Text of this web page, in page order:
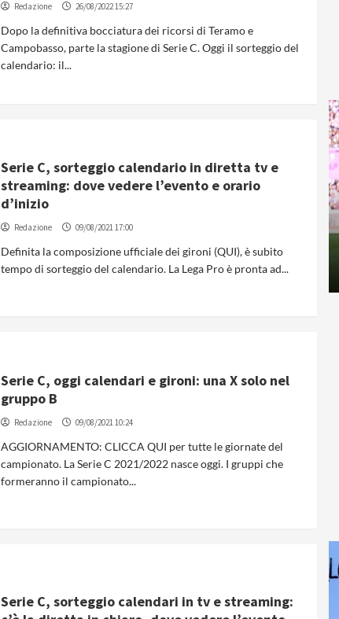
Redazione 26/08/2022 15:27
Dopo la definitiva bocciatura dei ricorsi di Teramo e
Campobasso, parte la stagione di Serie C. Oggi il sorteggio del
calendario: il...
Serie C, sorteggio calendario in diretta tv e
streaming: dove vedere l’evento e orario
d’inizio
Redazione 09/08/2021 17:00
Definita la composizione ufficiale dei gironi (QUI), è subito
tempo di sorteggio del calendario. La Lega Pro è pronta ad...
Serie C, oggi calendari e gironi: una X solo nel
gruppo B
Redazione 09/08/2021 10:24
AGGIORNAMENTO: CLICCA QUI per tutte le giornate del
campionato. La Serie C 2021/2022 nasce oggi. I gruppi che
formeranno il campionato...
Serie C, sorteggio calendari in tv e streaming: